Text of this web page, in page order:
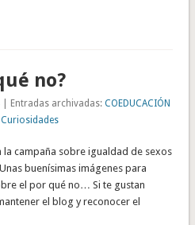
no?
| Entradas archivadas:COEDUCACIÓN
,Curiosidades
la campaña sobre igualdad de sexos
buenísimas imágenes para
el por qué no… Si te gustan
el blog y reconocer el